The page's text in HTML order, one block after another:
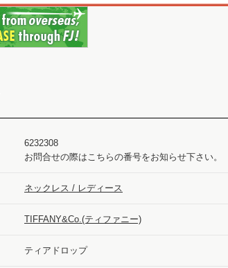
6232308
お問合せの際はこちらの番号をお知らせ下さい。
ネックレス / レディース
TIFFANY&Co.(ティファニー)
ティアドロップ